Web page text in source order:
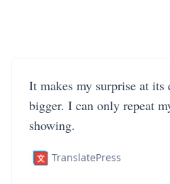
It makes my surprise at its
bigger. I can only repeat
showing.
TranslatePress